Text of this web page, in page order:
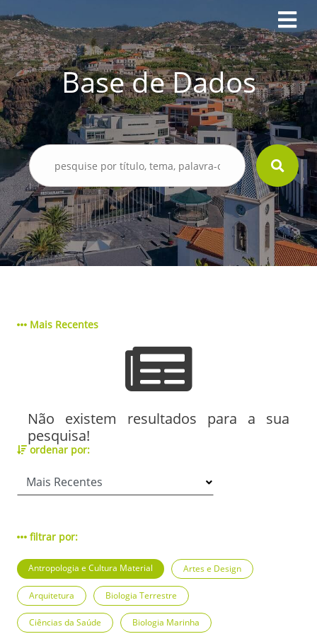
Base de Dados
Mais Recentes
Não existem resultados para a sua
pesquisa!
ordenar por:
filtrar por:
Antropologia e Cultura Material Artes e Design
Arquitetura Biologia Terrestre
Ciências da Saúde Biologia Marinha